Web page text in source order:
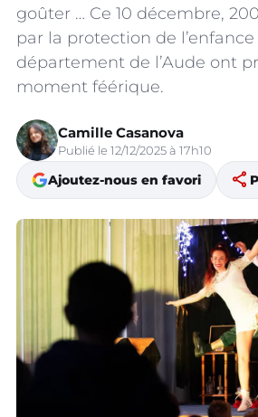
goûter … Ce 10 décembre,
par la protection de l’enfance
département de l’Aude ont
moment féérique.
Camille Casanova
Publié le 12/12/2025 à 17h10
Ajoutez-nous en favori share